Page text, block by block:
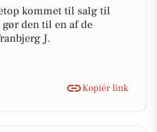
kommet til salg til
den til en af de
J.
Kopiér link